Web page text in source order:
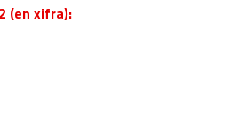
(en xifra):